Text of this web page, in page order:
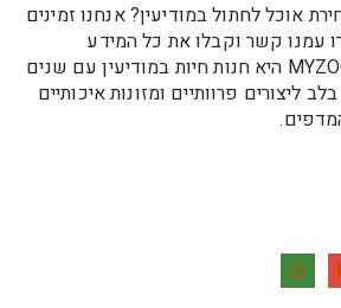
אוכל לחתול במודיעין? אנחנו זמינים
עמנו קשר וקבלו את כל המידע
הרלוונטי לכם. חנות MYZOO היא חנות חיות במודיעין עם שנים
ליצורים פרוותיים ומזונות איכותיים